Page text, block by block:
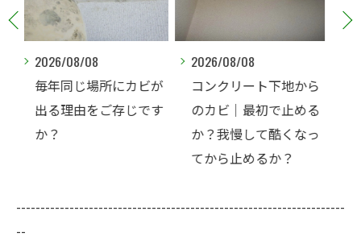
2026/08/08
コンクリート下地から
のカビ｜最初で止める
か？我慢して酷くなっ
2026/08/07
夏なのに、なぜコンク
リート直張り壁紙のカ
ビ相談が増えるのでし
ょうか？
--------------------------------------------------------------------
--